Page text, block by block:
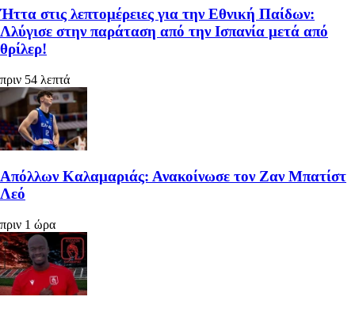
Ήττα στις λεπτομέρειες για την Εθνική Παίδων:
Λλύγισε στην παράταση από την Ισπανία μετά από
θρίλερ!
πριν 54 λεπτά
Απόλλων Καλαμαριάς: Ανακοίνωσε τον Ζαν Μπατίστ
Λεό
πριν 1 ώρα